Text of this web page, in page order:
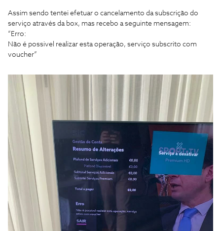
Assim sendo tentei efetuar o cancelamento da subscrição do
serviço através da box, mas recebo a seguinte mensagem:
“Erro:
Não é possivel realizar esta operação, serviço subscrito com
voucher”